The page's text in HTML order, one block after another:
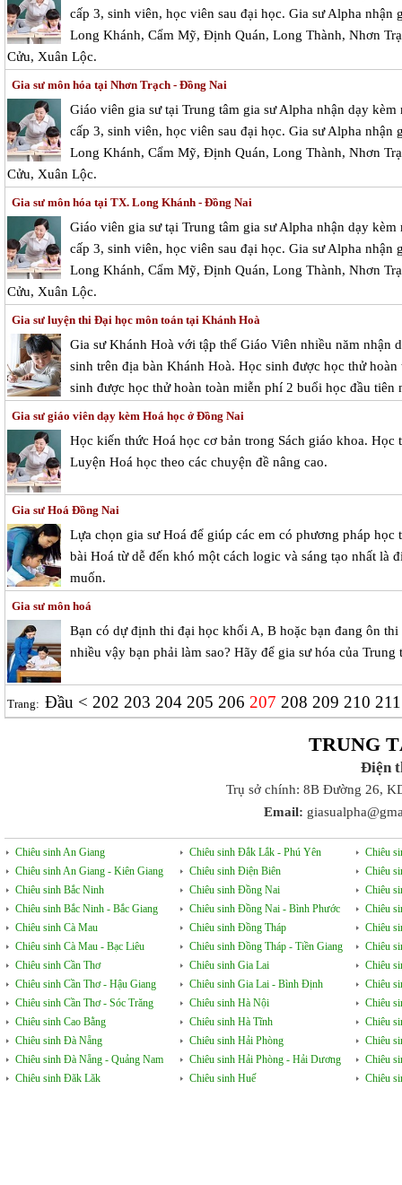
cấp 3, sinh viên, học viên sau đại học. Gia sư Alpha nhận
Long Khánh, Cẩm Mỹ, Định Quán, Long Thành, Nhơn
Cửu, Xuân Lộc.
Gia sư môn hóa tại Nhơn Trạch - Đồng Nai
Giáo viên gia sư tại Trung tâm gia sư Alpha nhận dạy
cấp 3, sinh viên, học viên sau đại học. Gia sư Alpha nhận
Long Khánh, Cẩm Mỹ, Định Quán, Long Thành, Nhơn
Cửu, Xuân Lộc.
Gia sư môn hóa tại TX. Long Khánh - Đồng Nai
Giáo viên gia sư tại Trung tâm gia sư Alpha nhận dạy
cấp 3, sinh viên, học viên sau đại học. Gia sư Alpha nhận
Long Khánh, Cẩm Mỹ, Định Quán, Long Thành, Nhơn
Cửu, Xuân Lộc.
Gia sư luyện thi Đại học môn toán tại Khánh Hoà
Gia sư Khánh Hoà với tập thể Giáo Viên nhiều năm nhận
sinh trên địa bàn Khánh Hoà. Học sinh được học thử
sinh được học thử hoàn toàn miễn phí 2 buổi học đầu
Gia sư giáo viên dạy kèm Hoá học ở Đồng Nai
Học kiến thức Hoá học cơ bản trong Sách giáo khoa. Học
Luyện Hoá học theo các chuyện đề nâng cao.
Gia sư Hoá Đồng Nai
Lựa chọn gia sư Hoá để giúp các em có phương pháp
bài Hoá từ dễ đến khó một cách logic và sáng tạo nhất là
muốn.
Gia sư môn hoá
Bạn có dự định thi đại học khối A, B hoặc bạn đang ôn
nhiều vậy bạn phải làm sao? Hãy để gia sư hóa của
Trang: Đầu < 202 203 204 205 206 207 208 209 210
TRUNG
Điện
Trụ sở chính: 8B Đường 26,
Email:
Chiêu sinh An Giang
Chiêu sinh An Giang - Kiên Giang
Chiêu sinh Bắc Ninh
Chiêu sinh Bắc Ninh - Bắc Giang
Chiêu sinh Cà Mau
Chiêu sinh Cà Mau - Bạc Liêu
Chiêu sinh Cần Thơ
Chiêu sinh Cần Thơ - Hậu Giang
Chiêu sinh Cần Thơ - Sóc Trăng
Chiêu sinh Cao Bằng
Chiêu sinh Đà Nẵng
Chiêu sinh Đà Nẵng - Quảng Nam
Chiêu sinh Đăk Lăk
Chiêu sinh Đắk Lắk - Phú Yên
Chiêu sinh Điện Biên
Chiêu sinh Đồng Nai
Chiêu sinh Đồng Nai - Bình Phước
Chiêu sinh Đồng Tháp
Chiêu sinh Đồng Tháp - Tiền Giang
Chiêu sinh Gia Lai
Chiêu sinh Gia Lai - Bình Định
Chiêu sinh Hà Nội
Chiêu sinh Hà Tĩnh
Chiêu sinh Hải Phòng
Chiêu sinh Hải Phòng - Hải Dương
Chiêu sinh Huế
Chiêu
Chiêu
Chiêu
Chiêu
Chiêu
Chiêu
Chiêu
Chiêu
Chiêu
Chiêu
Chiêu
Chiêu
Chiêu